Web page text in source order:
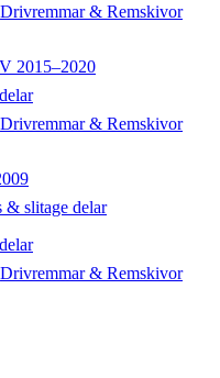
Drivremmar & Remskivor
2015–2020
Drivremmar & Remskivor
& slitage delar
Drivremmar & Remskivor